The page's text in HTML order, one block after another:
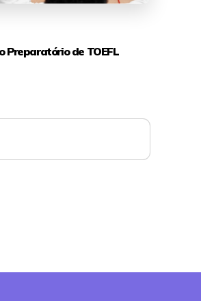
Preparatório de TOEFL